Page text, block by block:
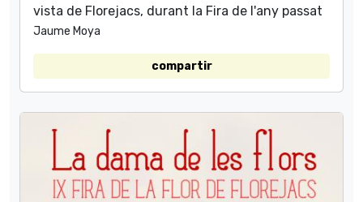
vista de Florejacs, durant la Fira de l'any passat
Jaume Moya
compartir